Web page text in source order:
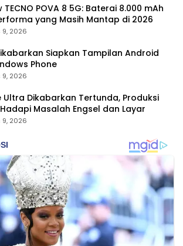
TECNO POVA 8 5G: Baterai 8.000 mAh
yang Masih Mantap di 2026
2026
Siapkan Tampilan Android
Phone
2026
Ultra Dikabarkan Tertunda, Produksi
Masalah Engsel dan Layar
2026